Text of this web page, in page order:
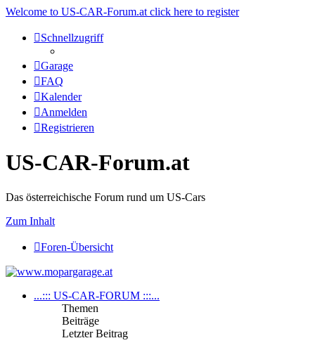
Welcome to US-CAR-Forum.at click here to register
Schnellzugriff
Garage
FAQ
Kalender
Anmelden
Registrieren
US-CAR-Forum.at
Das österreichische Forum rund um US-Cars
Zum Inhalt
Foren-Übersicht
...::: US-CAR-FORUM :::...
Themen
Beiträge
Letzter Beitrag